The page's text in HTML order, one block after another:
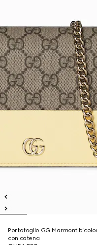
Portafoglio GG Marmont
con catena